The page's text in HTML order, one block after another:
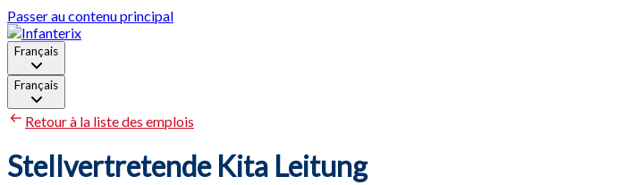
Passer au contenu principal
Français
Français
Retour à la liste des emplois
Stellvertretende Kita Leitung